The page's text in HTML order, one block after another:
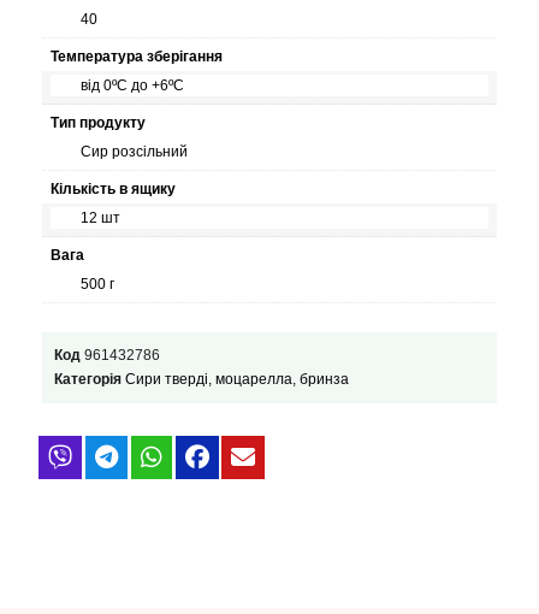
40
Температура зберігання
від 0ºС до +6ºС
Тип продукту
Сир розсільний
Кількість в ящику
12 шт
Вага
500 г
Код 961432786
Категорія Сири тверді, моцарелла, бринза